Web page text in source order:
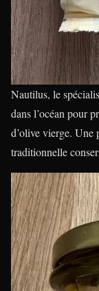
Nautilus, le
dans l’océan pour
d’olive vierge. Une
traditionnelle